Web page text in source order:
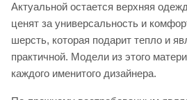
Актуальной остается верхняя
ценят за универсальность и
шерсть, которая подарит тепло и
практичной. Модели из этого
каждого именитого дизайнера.